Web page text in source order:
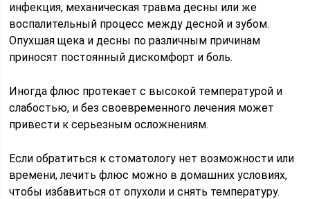
инфекция, механическая травма десны или же
воспалительный процесс между десной и зубом.
Опухшая щека и десны по различным причинам
приносят постоянный дискомфорт и боль.
Иногда флюс протекает с высокой температурой и
слабостью, и без своевременного лечения может
привести к серьезным осложнениям.
Если обратиться к стоматологу нет возможности или
времени, лечить флюс можно в домашних условиях,
чтобы избавиться от опухоли и снять температуру.